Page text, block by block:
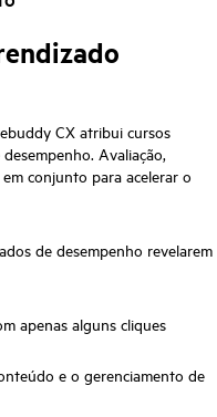
CX atribui cursos
Avaliação,
conjunto para acelerar o
de desempenho revelarem
apenas alguns cliques
e o gerenciamento de